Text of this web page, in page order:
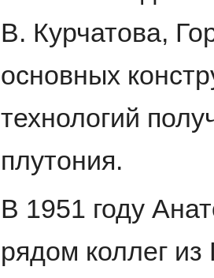
В. Курчатова,
основных
технологий
плутония.
В 1951 году
рядом коллег из